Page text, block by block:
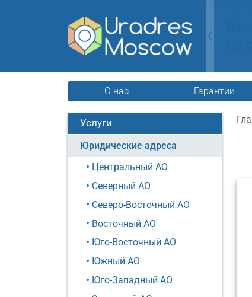
О нас Гарантии
Услуги
Юридические адреса
Центральный АО
Северный АО
Северо-Восточный АО
Восточный АО
Юго-Восточный АО
Южный АО
Юго-Западный АО